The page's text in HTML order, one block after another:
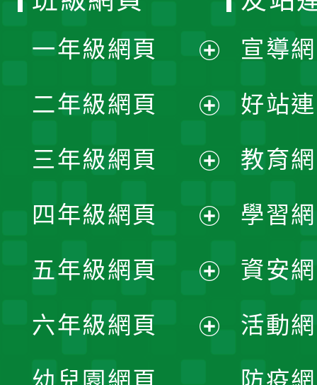
一年級網頁
開
選
單
二年級網頁
開
選
單
三年級網頁
開
選
單
四年級網頁
開
選
五年級網頁
開
六年級網頁
宣導
好站
教育
學習
資安
活動